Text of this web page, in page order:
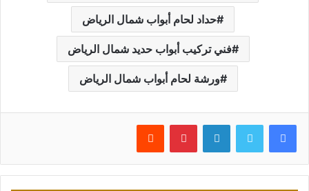
حداد لحام أبواب شمال الرياض
فني تركيب أبواب حديد شمال الرياض
ورشة لحام أبواب شمال الرياض
فيسبوك تويتر لينكدإن بينتيريست